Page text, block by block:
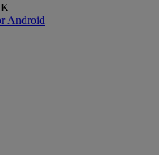
Android